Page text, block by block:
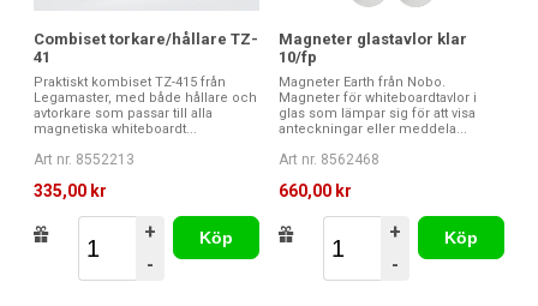
Combiset torkare/hållare TZ-
41
Praktiskt kombiset TZ-415 från
Legamaster, med både hållare och
avtorkare som passar till alla
magnetiska whiteboardt...
Art nr. 8552213
335,00 kr
+
-
Köp
Magneter glastavlor klar
10/fp
Magneter Earth från Nobo.
Magneter för whiteboardtavlor i
glas som lämpar sig för att visa
anteckningar eller meddela...
Art nr. 8562468
660,00 kr
+
-
Köp